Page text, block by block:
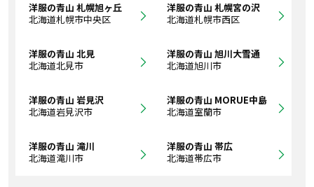
洋服の青山 札幌旭ヶ丘
北海道札幌市中央区
洋服の青山 札幌宮の沢
北海道札幌市西区
洋服の青山 北見
北海道北見市
洋服の青山 旭川大雪通
北海道旭川市
洋服の青山 岩見沢
北海道岩見沢市
洋服の青山 MORUE中島
北海道室蘭市
洋服の青山 滝川
北海道滝川市
洋服の青山 帯広
北海道帯広市